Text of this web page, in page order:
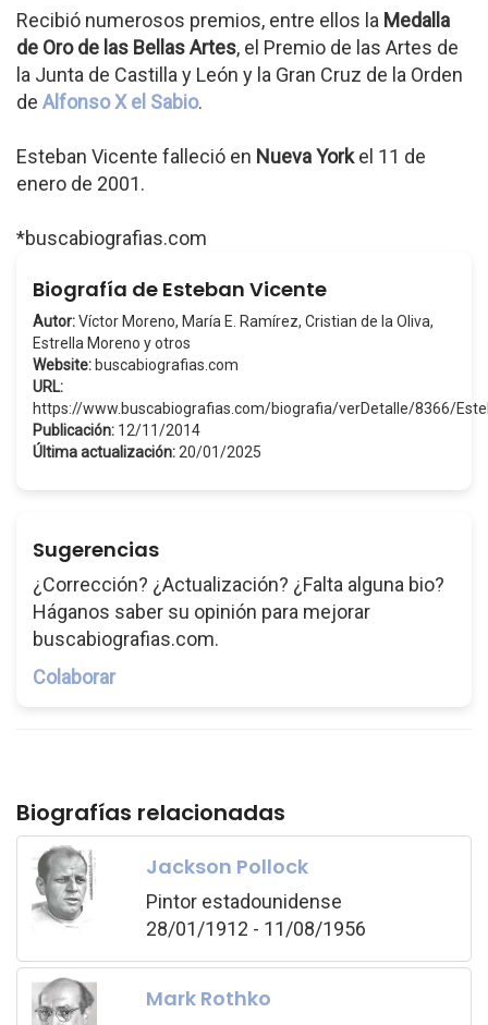
Recibió numerosos premios, entre ellos la Medalla
de Oro de las Bellas Artes, el Premio de las Artes de
la Junta de Castilla y León y la Gran Cruz de la Orden
de Alfonso X el Sabio.
Esteban Vicente falleció en Nueva Yorkel 11 de
enero de 2001.
*buscabiografias.com
Biografía de Esteban Vicente
Autor:Víctor Moreno, María E. Ramírez, Cristian de la Oliva,
Estrella Moreno y otros
Website: buscabiografias.com
URL:
https://www.buscabiografias.com/biografia/verDetalle/8366/
Publicación: 12/11/2014
Última actualización: 20/01/2025
Sugerencias
¿Corrección? ¿Actualización? ¿Falta alguna bio?
Háganos saber su opinión para mejorar
buscabiografias.com.
Colaborar
Biografías relacionadas
Jackson Pollock
Pintor estadounidense
28/01/1912 - 11/08/1956
Mark Rothko